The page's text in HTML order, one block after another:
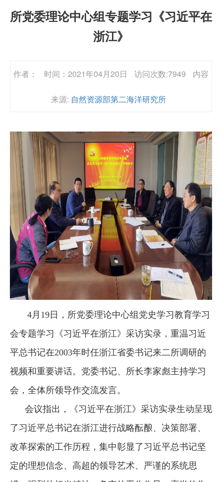
所党委理论中心组专题学习《习近平在
浙江》
作者： 时间：2021年04月20日 访问次数:7949 内容
来源: 自然资源部第二海洋研究所
4月19日，所党委理论中心组党史学习教育学习
会专题学习《习近平在浙江》采访实录，重温习近
平总书记在2003年时任浙江省委书记来二所调研的
视频和重要讲话。党委书记、所长李家彪主持学习
会，全体所领导作交流发言。
会议指出，《习近平在浙江》采访实录生动呈现
了习近平总书记在浙江进行战略酝酿、决策部署、
改革探索的工作历程，集中彰显了习近平总书记坚
定的理想信念、高超的领导艺术、严谨的系统思